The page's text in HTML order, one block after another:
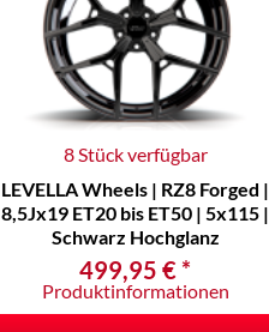
8 Stück verfügbar
LEVELLA Wheels | RZ8 Forged |
8,5Jx19 ET20 bis ET50 | 5x115 |
Schwarz Hochglanz
499,95 € *
Produktinformationen